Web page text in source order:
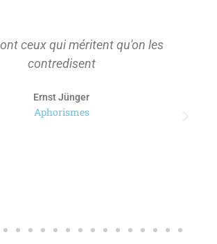
ceux qui méritent qu'on les
contredisent
Ernst Jünger
Aphorismes